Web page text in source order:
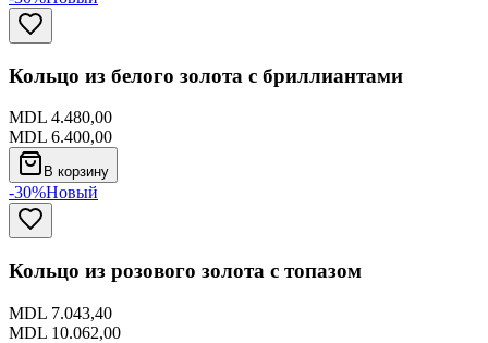
Кольцо из белого золота с бриллиантами
MDL 4.480,00
MDL 6.400,00
В корзину
-30%Новый
Кольцо из розового золота с топазом
MDL 7.043,40
MDL 10.062,00